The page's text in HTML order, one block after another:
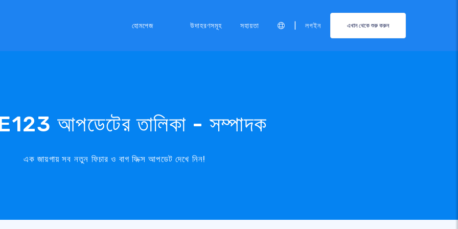
হোমপেজ উদাহরণসমূহ সহায়তা লগইন এখান থেকে শুরু করুন
আপডেটের তালিকা - সম্পাদক
এক জায়গায় সব নতুন ফিচার ও বাগ ফিক্স আপডেট দেখে নিন!